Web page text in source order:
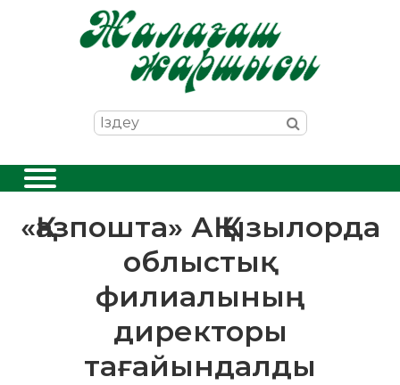
«Қазпошта» АҚ Қызылорда
облыстық
филиалының
директоры
тағайындалды